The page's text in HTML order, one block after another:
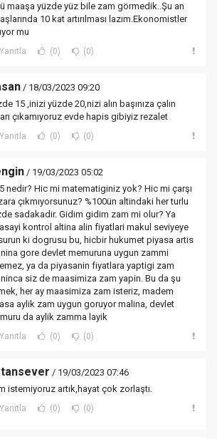
maaşa yüzde yüz bile zam görmedik..Şu an
10 kat artırılması lazım.Ekonomistler
mu
Yanıtla (0) (0)
/ 18/03/2023 09:20
15 ,inizi yüzde 20,nizi alın başınıza çalın
çıkamıyoruz evde hapis gibiyiz rezalet
Yanıtla (0) (0)
/ 19/03/2023 05:02
nedir? Hic mi matematiginiz yok? Hic mi çarşı
çıkmıyorsunuz? %100ün altindaki her turlu
sadakadir. Gidim gidim zam mi olur? Ya
kontrol altina alin fiyatlari makul seviyeye
ki dogrusu bu, hicbir hukumet piyasa artis
gore devlet memuruna uygun zammi
ya da piyasanin fiyatlara yaptigi zam
siz de maasimiza zam yapin. Bu da şu
her ay maasimiza zam isteriz, madem
aylik zam uygun goruyor malina, devlet
da aylik zamma layik
Yanıtla (0) (0)
/ 19/03/2023 07:46
istemiyoruz artık,hayat çok zorlaştı.
Yanıtla (0) (0)